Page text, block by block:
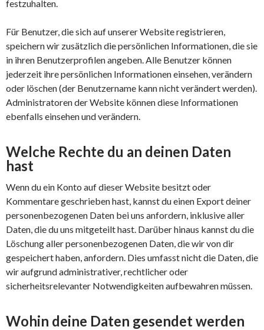
festzuhalten.
Für Benutzer, die sich auf unserer Website registrieren,
speichern wir zusätzlich die persönlichen Informationen, die sie
in ihren Benutzerprofilen angeben. Alle Benutzer können
jederzeit ihre persönlichen Informationen einsehen, verändern
oder löschen (der Benutzername kann nicht verändert werden).
Administratoren der Website können diese Informationen
ebenfalls einsehen und verändern.
Welche Rechte du an deinen Daten
hast
Wenn du ein Konto auf dieser Website besitzt oder
Kommentare geschrieben hast, kannst du einen Export deiner
personenbezogenen Daten bei uns anfordern, inklusive aller
Daten, die du uns mitgeteilt hast. Darüber hinaus kannst du die
Löschung aller personenbezogenen Daten, die wir von dir
gespeichert haben, anfordern. Dies umfasst nicht die Daten, die
wir aufgrund administrativer, rechtlicher oder
sicherheitsrelevanter Notwendigkeiten aufbewahren müssen.
Wohin deine Daten gesendet werden